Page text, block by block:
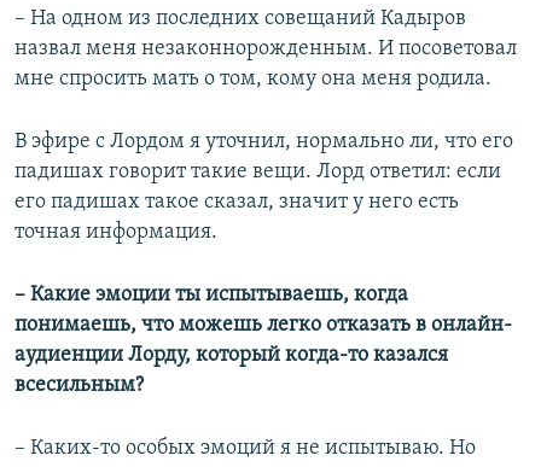
– На одном из последних совещаний Кадыров
назвал меня незаконнорожденным. И посоветовал
мне спросить мать о том, кому она меня родила.
В эфире с Лордом я уточнил, нормально ли, что его
падишах говорит такие вещи. Лорд ответил: если
его падишах такое сказал, значит у него есть
точная информация.
–​ Какие эмоции ты испытываешь, когда
понимаешь, что можешь легко отказать в онлайн-
аудиенции Лорду, который когда-то казался
всесильным?
– Каких-то особых эмоций я не испытываю. Но